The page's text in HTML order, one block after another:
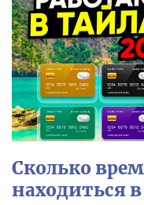
Сколько
находиться